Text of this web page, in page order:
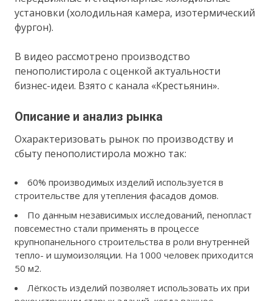
установки (холодильная камера, изотермический
фургон).
В видео рассмотрено производство
пенополистирола с оценкой актуальности
бизнес-идеи. Взято с канала «Крестьянин».
Описание и анализ рынка
Охарактеризовать рынок по производству и
сбыту пенополистирола можно так:
60% производимых изделий используется в
строительстве для утепления фасадов домов.
По данным независимых исследований, пенопласт
повсеместно стали применять в процессе
крупнопанельного строительства в роли внутренней
тепло- и шумоизоляции. На 1000 человек приходится
50 м2.
Лёгкость изделий позволяет использовать их при